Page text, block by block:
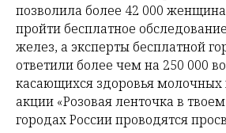
позволила более 42 000
пройти бесплатное
желез, а эксперты бесплатной
ответили более чем на 250 000
касающихся здоровья
акции «Розовая ленточка в
городах России проводятся